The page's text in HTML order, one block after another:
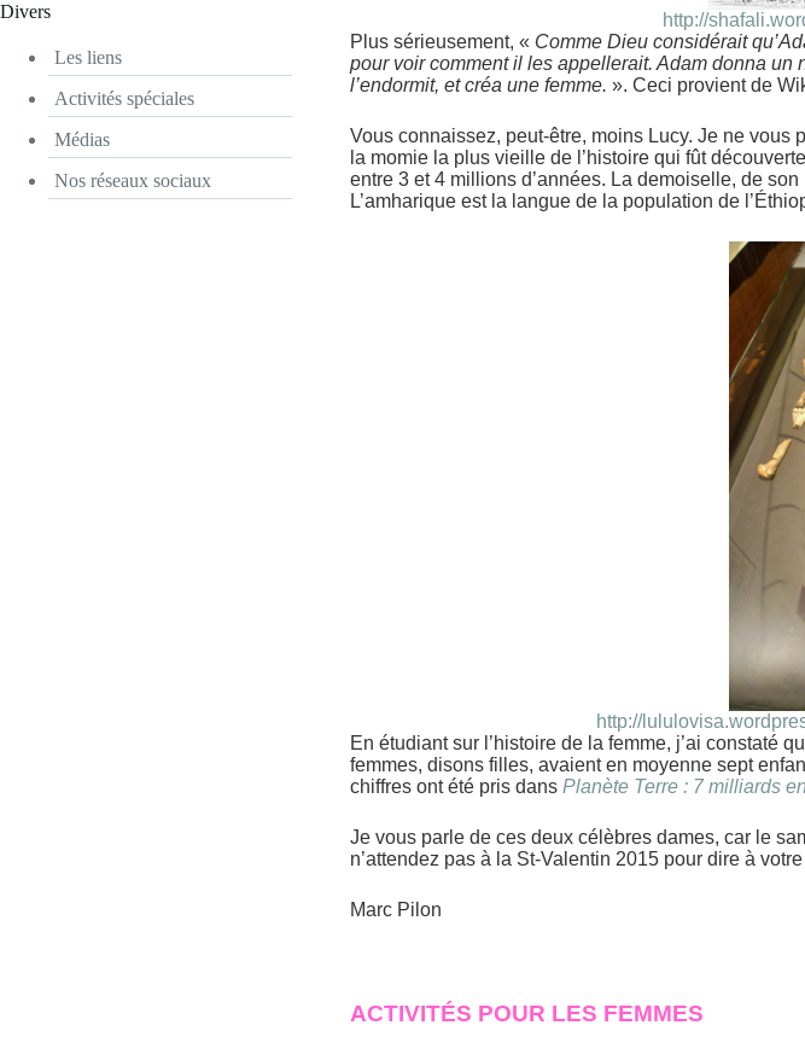
http://
Plus sérieusement, « Comme Dieu considérait
pour voir comment il les appellerait. Adam donna un
l’endormit, et créa une femme. ». Ceci provient de
Vous connaissez, peut-être, moins Lucy. Je ne vous
la momie la plus vieille de l’histoire qui fût
entre 3 et 4 millions d’années. La demoiselle, de
L’amharique est la langue de la population de
http://
En étudiant sur l’histoire de la femme, j’ai constaté
femmes, disons filles, avaient en moyenne sept
chiffres ont été pris dansPlanète Terre : 7 milliards
Je vous parle de ces deux célèbres dames, car le
n’attendez pas à la St-Valentin 2015 pour dire à
Marc Pilon
ACTIVITÉS POUR LES FEMMES
Divers
Les liens
Activités spéciales
Médias
Nos réseaux sociaux